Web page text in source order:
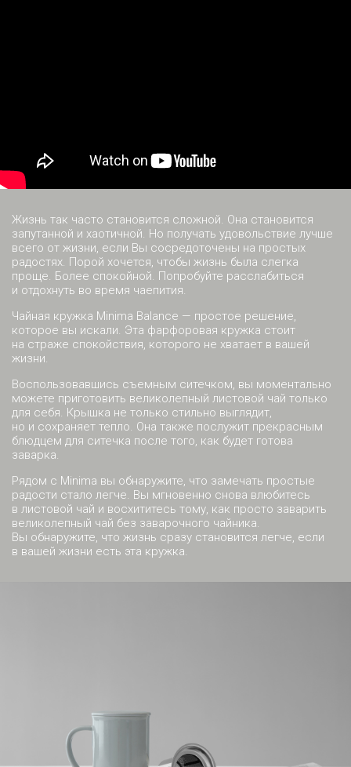
Жизнь так часто становится сложной. Она становится
запутанной и хаотичной. Но получать удовольствие лучше
всего от жизни, если Вы сосредоточены на простых
радостях. Порой хочется, чтобы жизнь была слегка
проще. Более спокойной. Попробуйте расслабиться
и отдохнуть во время чаепития.
Чайная кружка Minima Balance — простое решение,
которое вы искали. Эта фарфоровая кружка стоит
на страже спокойствия, которого не хватает в вашей
жизни.
Воспользовавшись съемным ситечком, вы моментально
можете приготовить великолепный листовой чай только
для себя. Крышка не только стильно выглядит,
но и сохраняет тепло. Она также послужит прекрасным
блюдцем для ситечка после того, как будет готова
заварка.
Рядом с Minima вы обнаружите, что замечать простые
радости стало легче. Вы мгновенно снова влюбитесь
в листовой чай и восхититесь тому, как просто заварить
великолепный чай без заварочного чайника.
Вы обнаружите, что жизнь сразу становится легче, если
в вашей жизни есть эта кружка.